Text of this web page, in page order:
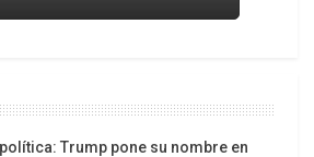
Trump pone su nombre en